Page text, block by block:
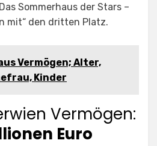
Sommerhaus der Stars –
mit“ den dritten Platz.
Vermögen; Alter,
Kinder
Vermögen:
Euro